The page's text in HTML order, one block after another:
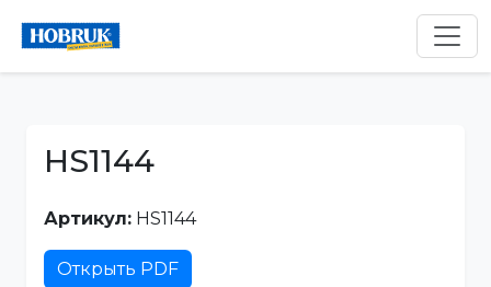
HS1144
Артикул: HS1144
Открыть PDF